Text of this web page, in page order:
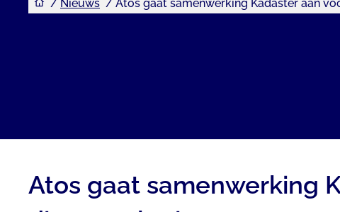
Nieuws Atos gaat samenwerking Kadaster aan
Atos gaat samenwerking